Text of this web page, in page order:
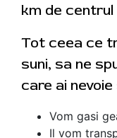
km de centrul
Tot ceea ce
suni, sa ne
care ai
Vom gasi
Il vom